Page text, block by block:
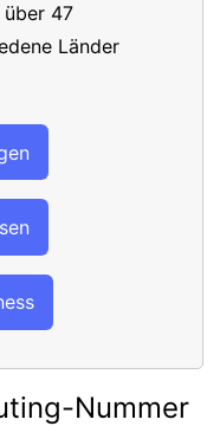
47
Länder
Nummer